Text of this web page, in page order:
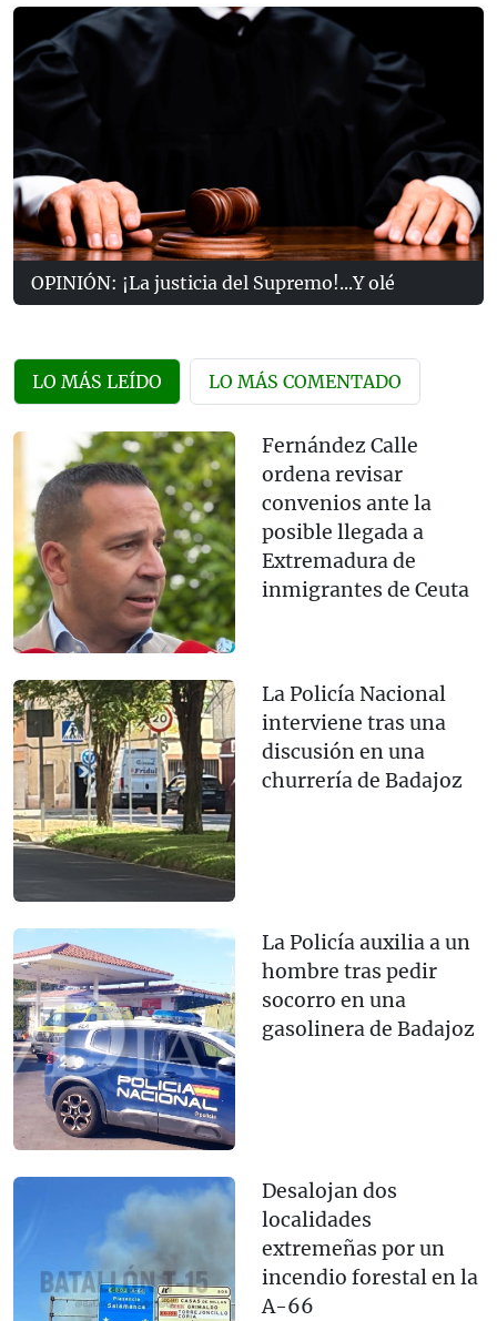
OPINIÓN: ¡La justicia del Supremo!...Y olé
LO MÁS LEÍDO LO MÁS COMENTADO
Fernández Calle
ordena revisar
convenios ante la
posible llegada a
Extremadura de
inmigrantes de Ceuta
La Policía Nacional
interviene tras una
discusión en una
churrería de Badajoz
La Policía auxilia a un
hombre tras pedir
socorro en una
gasolinera de Badajoz
Desalojan dos
localidades
extremeñas por un
incendio forestal en la
A-66